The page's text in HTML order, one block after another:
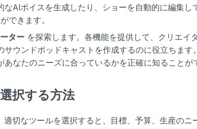
AIボイスを生成したり、ショーを自動的に編集し
できます。
ターを探索します。各機能を提供して、クリエイ
ウンドポッドキャストを作成するのに役立ちます
なたのニーズに合っているかを正確に知ることが
択する方法
切なツールを選択すると、目標、予算、生産の